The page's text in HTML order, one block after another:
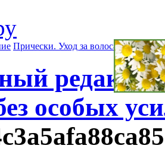
Прически. Уход за волосами Маски
особых